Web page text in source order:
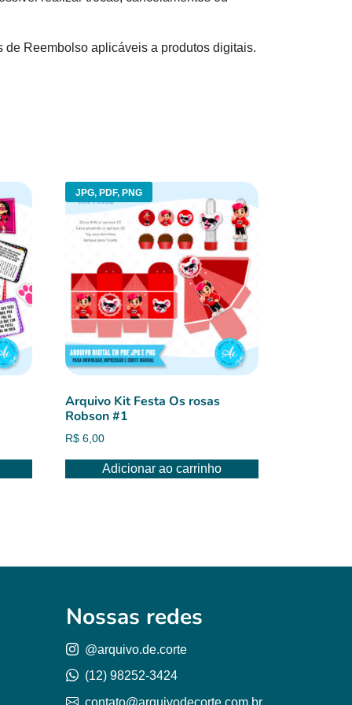
de Reembolso aplicáveis a produtos digitais.
JPG, PDF, PNG
Arquivo Kit Festa Os rosas
Robson #1
R$ 6,00
Adicionar ao carrinho
Nossas redes
@arquivo.de.corte
(12) 98252-3424
contato@arquivodecorte.com.br